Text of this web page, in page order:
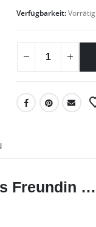
Verfügbarkeit:Vorrätig
Freundin …